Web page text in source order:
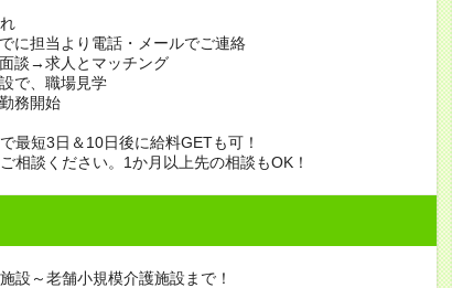
に担当より電話・メールでご連絡
談→求人とマッチング
で、職場見学
務開始
最短3日＆10日後に給料GETも可！
相談ください。1か月以上先の相談もOK！
設～老舗小規模介護施設まで！